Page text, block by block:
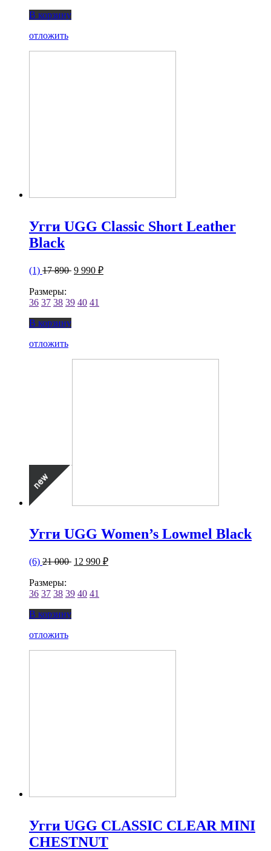
В корзину
отложить
Угги UGG Classic Short Leather
Black
(1) 17 890 9 990 ₽
Размеры:
36 37 38 39 40 41
В корзину
отложить
Угги UGG Women’s Lowmel Black
(6) 21 000 12 990 ₽
Размеры:
36 37 38 39 40 41
В корзину
отложить
Угги UGG CLASSIC CLEAR MINI
CHESTNUT